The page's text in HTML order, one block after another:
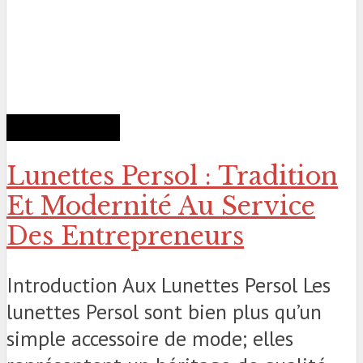
Lunettes Persol : Tradition
Et Modernité Au Service
Des Entrepreneurs
Introduction Aux Lunettes Persol Les
lunettes Persol sont bien plus qu’un
simple accessoire de mode; elles